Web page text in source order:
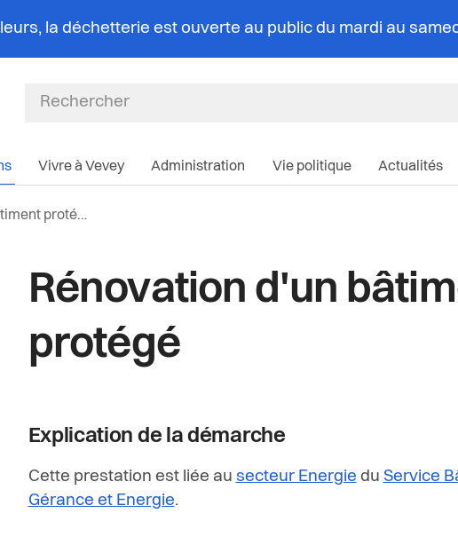
la déchetterie est ouverte au public du mardi au
Vivre à Vevey Administration Vie politique Actualités
protégé
Rénovation d'un
protégé
Explication de la démarche
Cette prestation est liée au secteur Energie du Service
Gérance et Energie.